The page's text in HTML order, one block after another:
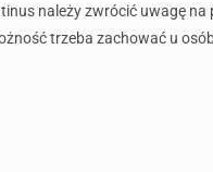
należy zwrócić uwagę
trzeba zachować u